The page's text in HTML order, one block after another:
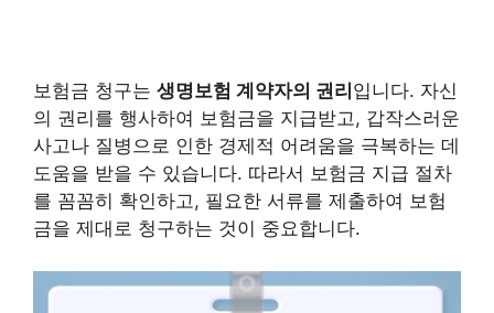
보험금 청구는 생명보험 계약자의 권리 입니다. 자신
의 권리를 행사하여 보험금을 지급받고, 갑작스러운
사고나 질병으로 인한 경제적 어려움을 극복하는 데
도움을 받을 수 있습니다. 따라서 보험금 지급 절차
를 꼼꼼히 확인하고, 필요한 서류를 제출하여 보험
금을 제대로 청구하는 것이 중요합니다.